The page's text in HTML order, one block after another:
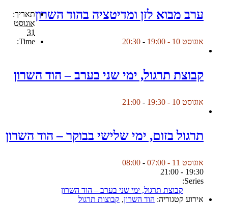
ערב מבוא לזן ומדיטציה בהוד השרון
אוגוסט 10 - 19:00 -
20:30
קבוצת תרגול, ימי שני בערב – הוד השרון
אוגוסט 10 - 19:30 -
21:00
תרגול בזום, ימי שלישי בבוקר – הוד השרון
אוגוסט 11 - 07:00 -
08:00
תאריך:
אוגוסט
31
Time:
19:30 - 21:00
Series:
קבוצת תרגול, ימי שני בערב – הוד השרון
אירוע קטגוריה: הוד השרון, קבוצות תרגול